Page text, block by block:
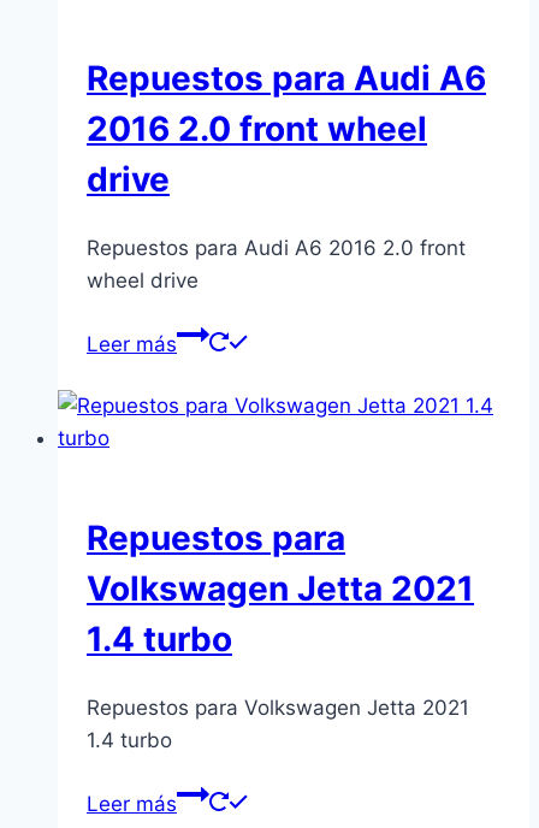
Repuestos para Audi A6
2016 2.0 front wheel
drive
Repuestos para Audi A6 2016 2.0 front
wheel drive
Leer más
Repuestos para
Volkswagen Jetta 2021
1.4 turbo
Repuestos para Volkswagen Jetta 2021
1.4 turbo
Leer más